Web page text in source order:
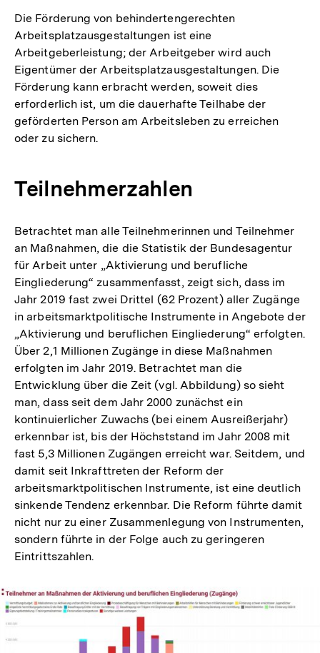
Die Förderung von behindertengerechten
Arbeitsplatzausgestaltungen ist eine
Arbeitgeberleistung; der Arbeitgeber wird auch
Eigentümer der Arbeitsplatzausgestaltungen. Die
Förderung kann erbracht werden, soweit dies
erforderlich ist, um die dauerhafte Teilhabe der
geförderten Person am Arbeitsleben zu erreichen
oder zu sichern.
Teilnehmerzahlen
Betrachtet man alle Teilnehmerinnen und Teilnehmer
an Maßnahmen, die die Statistik der Bundesagentur
für Arbeit unter „Aktivierung und berufliche
Eingliederung“ zusammenfasst, zeigt sich, dass im
Jahr 2019 fast zwei Drittel (62 Prozent) aller Zugänge
in arbeitsmarktpolitische Instrumente in Angebote der
„Aktivierung und beruflichen Eingliederung“ erfolgten.
Über 2,1 Millionen Zugänge in diese Maßnahmen
erfolgten im Jahr 2019. Betrachtet man die
Entwicklung über die Zeit (vgl. Abbildung) so sieht
man, dass seit dem Jahr 2000 zunächst ein
kontinuierlicher Zuwachs (bei einem Ausreißerjahr)
erkennbar ist, bis der Höchststand im Jahr 2008 mit
fast 5,3 Millionen Zugängen erreicht war. Seitdem, und
damit seit Inkrafttreten der Reform der
arbeitsmarktpolitischen Instrumente, ist eine deutlich
sinkende Tendenz erkennbar. Die Reform führte damit
nicht nur zu einer Zusammenlegung von Instrumenten,
sondern führte in der Folge auch zu geringeren
Eintrittszahlen.